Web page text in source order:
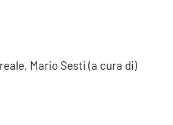
Mario Sesti (a cura di)